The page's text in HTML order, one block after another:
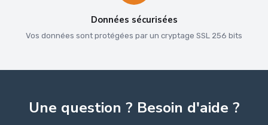
Données sécurisées
Vos données sont protégées par un cryptage SSL 256 bits
Une question ? Besoin d'aide ?